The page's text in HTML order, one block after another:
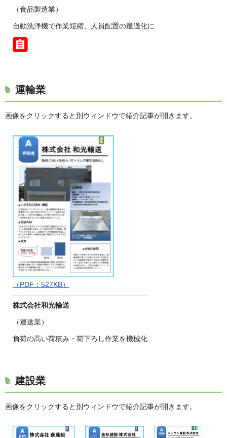
（食品製造業）
自動洗浄機で作業短縮、人員配置の最適化に
運輸業
画像をクリックすると別ウィンドウで紹介記事が開きます。
（PDF：527KB）
株式会社和光輸送
（運送業）
負荷の高い荷積み・荷下ろし作業を機械化
建設業
画像をクリックすると別ウィンドウで紹介記事が開きます。